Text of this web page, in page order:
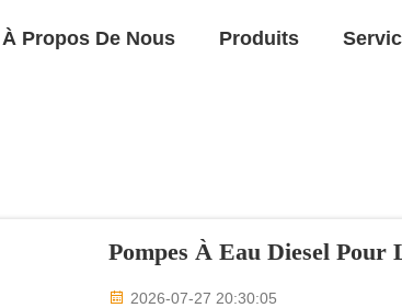
À Propos De Nous Produits
Pompes À Eau Diesel Pour
2026-07-27 20:30:05